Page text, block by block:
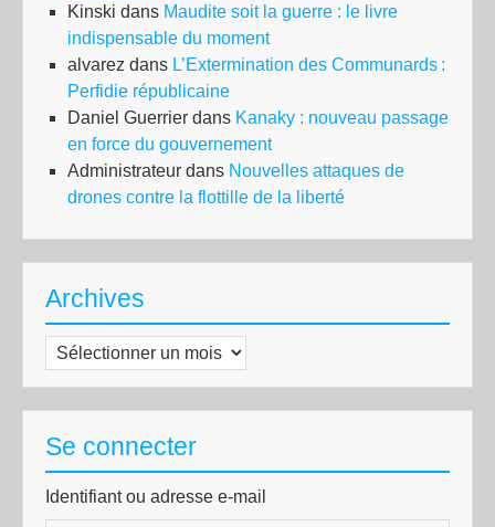
Kinski dans Maudite soit la guerre : le livre
indispensable du moment
alvarez dans L’Extermination des Communards :
Perfidie républicaine
Daniel Guerrier dans Kanaky : nouveau passage
en force du gouvernement
Administrateur dans Nouvelles attaques de
drones contre la flottille de la liberté
Archives
Archives
Se connecter
Identifiant ou adresse e-mail